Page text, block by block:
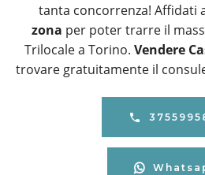
tanta concorrenza! Affidati
zona per poter trarre il
Trilocale a Torino. Vendere
trovare gratuitamente il